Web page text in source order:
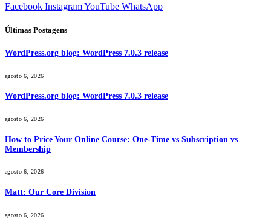
Facebook InstagramYouTube WhatsApp
Últimas Postagens
WordPress.org blog: WordPress 7.0.3 release
agosto 6, 2026
WordPress.org blog: WordPress 7.0.3 release
agosto 6, 2026
How to Price Your Online Course: One-Time vs Subscription vs
Membership
agosto 6, 2026
Matt: Our Core Division
agosto 6, 2026